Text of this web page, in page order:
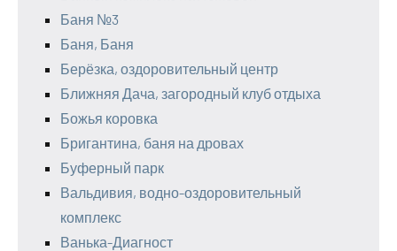
Баня №3
Баня, Баня
Берёзка, оздоровительный центр
Ближняя Дача, загородный клуб отдыха
Божья коровка
Бригантина, баня на дровах
Буферный парк
Вальдивия, водно-оздоровительный
комплекс
Ванька-Диагност